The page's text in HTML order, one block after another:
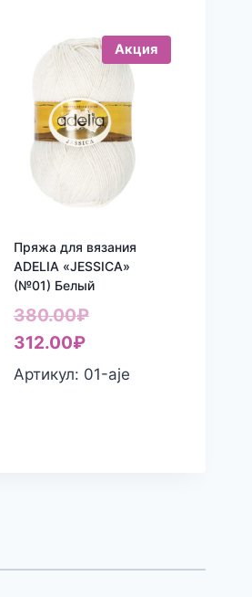
Акция
Пряжа для вязания
ADELIA «JESSICA»
(№01) Белый
380.00₽Первоначальная
составляла
312.00₽Текущая
цена:
Артикул: 01-aje